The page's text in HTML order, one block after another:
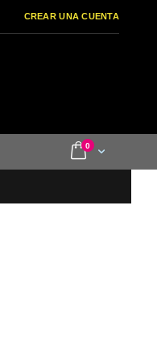
CREAR UNA CUENTA
Cart
0items